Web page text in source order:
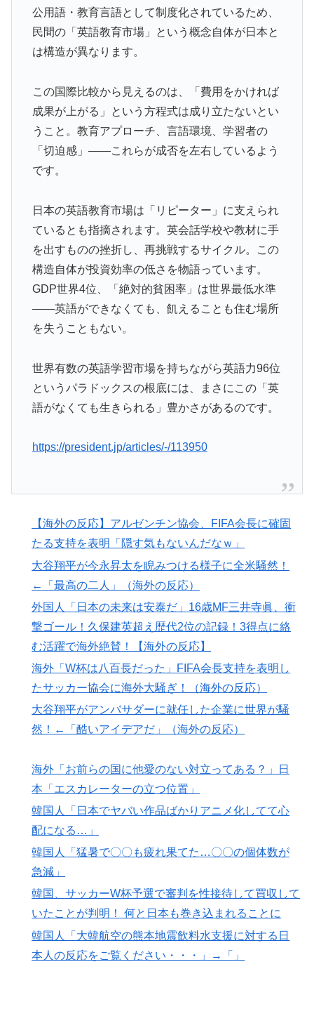
▶
ワールドカップは誰のものか FIFA新会社構想が10日
足らずで撤回された理由【海外の反応・解説】
公用語・教育言語として制度化されているため、
民間の「英語教育市場」という概念自体が日本と
は構造が異なります。
この国際比較から見えるのは、「費用をかければ
成果が上がる」という方程式は成り立たないとい
うこと。教育アプローチ、言語環境、学習者の
「切迫感」――これらが成否を左右しているよう
です。
日本の英語教育市場は「リピーター」に支えられ
ているとも指摘されます。英会話学校や教材に手
を出すものの挫折し、再挑戦するサイクル。この
構造自体が投資効率の低さを物語っています。
GDP世界4位、「絶対的貧困率」は世界最低水準
――英語ができなくても、飢えることも住む場所
を失うこともない。
世界有数の英語学習市場を持ちながら英語力96位
というパラドックスの根底には、まさにこの「英
語がなくても生きられる」豊かさがあるのです。
https://president.jp/articles/-/113950
【海外の反応】アルゼンチン協会、FIFA会長に確固
たる支持を表明「隠す気もないんだなｗ」
大谷翔平が今永昇太を睨みつける様子に全米騒然！
←「最高の二人」（海外の反応）
外国人「日本の未来は安泰だ」16歳MF三井寺眞、衝
撃ゴール！久保建英超え歴代2位の記録！3得点に絡
む活躍で海外絶賛！【海外の反応】
海外「W杯は八百長だった」FIFA会長支持を表明し
たサッカー協会に海外大騒ぎ！（海外の反応）
大谷翔平がアンバサダーに就任した企業に世界が騒
然！←「酷いアイデアだ」（海外の反応）
海外「お前らの国に他愛のない対立ってある？」日
本「エスカレーターの立つ位置」
韓国人「日本でヤバい作品ばかりアニメ化してて心
配になる…」
韓国人「猛暑で〇〇も疲れ果てた…〇〇の個体数が
急減」
韓国、サッカーW杯予選で審判を性接待して買収して
いたことが判明！ 何と日本も巻き込まれることに
韓国人「大韓航空の熊本地震飲料水支援に対する日
本人の反応をご覧ください・・・」→「」